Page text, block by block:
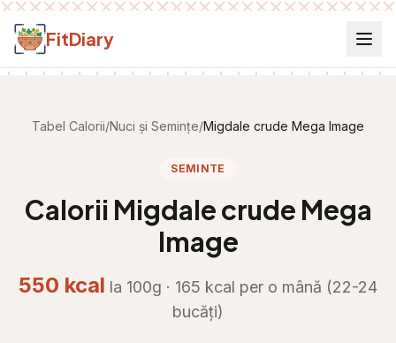
Salt la conținut
FitDiary
Tabel Calorii/Nuci și Semințe/Migdale crude Mega Image
SEMINTE
Calorii Migdale crude Mega
Image
550 kcal la 100g · 165 kcal per o mână (22-24
bucăți)